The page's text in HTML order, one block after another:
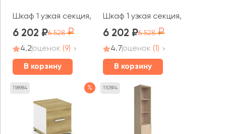
Шкаф 1 узкая секция, 1 ниша CN.STU-113 A
6 202 6 528
4.2оценок (9)
В корзину
Шкаф 1 узкая секция, 1 ниша
6 202 6 528
4.7оценок (1)
В корзину
118984 % 110594